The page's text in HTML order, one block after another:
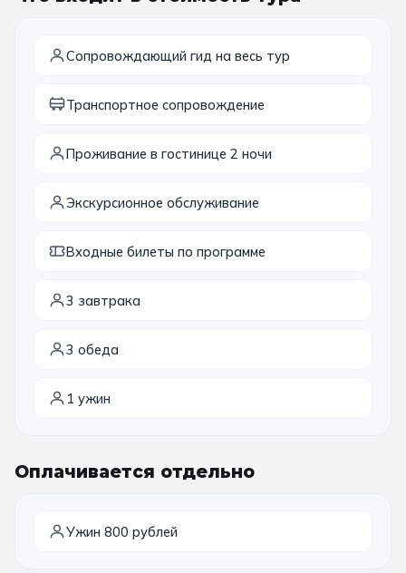
Сопровождающий гид на весь тур
Транспортное сопровождение
Проживание в гостинице 2 ночи
Экскурсионное обслуживание
Входные билеты по программе
3 завтрака
3 обеда
1 ужин
Оплачивается отдельно
Ужин 800 рублей